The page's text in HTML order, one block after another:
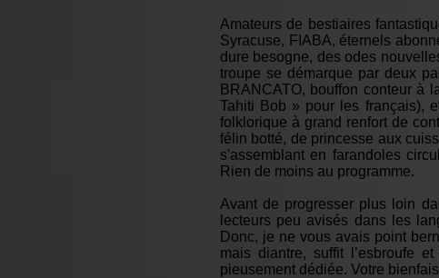
Amateurs de bestiaires
Syracuse, FIABA, éternels
dure besogne, des odes
troupe se démarque par deux
BRANCATO, bouffon conteur à
Tahiti Bob » pour les français),
folklorique à grand renfort de
félin botté, de princesse aux
s'assemblant en farandoles
Rien de moins au programme.
Avant de progresser plus loin
lecteurs peu avisés dans les
Donc, je ne vous avais point
mais diantre, suffit l’esbroufe
pieusement dédiée. Votre